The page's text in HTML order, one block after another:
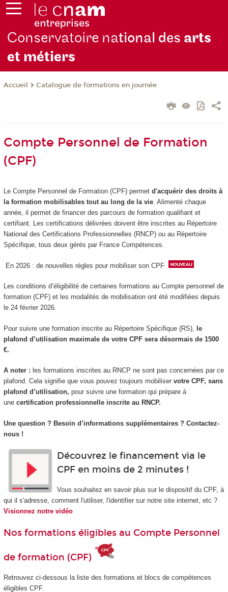
Conservatoire national des arts
et métiers
Accueil Catalogue de formations en journée
Compte Personnel de Formation
(CPF)
Le Compte Personnel de Formation (CPF) permet d'acquérir des droits à
la formation mobilisables tout au long de la vie. Alimenté chaque
année, il permet de financer des parcours de formation qualifiant et
certifiant. Les certifications délivrées doivent être inscrites au Répertoire
National des Certifications Professionnelles (RNCP) ou au Répertoire
Spécifique, tous deux gérés par France Compétences.
En 2026 : de nouvelles règles pour mobiliser son CPF
Les conditions d’éligibilité de certaines formations au Compte personnel de
formation (CPF) et les modalités de mobilisation ont été modifiées depuis
le 24 février 2026.
Pour suivre une formation inscrite au Répertoire Spécifique (RS),
le
plafond d’utilisation maximale de votre CPF sera désormais de 1500
€.
A noter : les formations inscrites au RNCP ne sont pas concernées par ce
plafond. Cela signifie que vous pouvez toujours mobiliser votre CPF, sans
plafond d’utilisation, pour suivre une formation qui prépare à
une certification professionnelle inscrite au RNCP.
Une question ? Besoin d’informations supplémentaires ? Contactez-
nous !
Découvrez le financement via le
CPF en moins de 2 minutes !
Vous souhaitez en savoir plus sur le dispositif du CPF, à
qui il s'adresse, comment l'utiliser, l'identifier sur notre site internet, etc ?
Visionnez notre vidéo
Nos formations éligibles au Compte Personnel
de formation (CPF)
Retrouvez ci-dessous la liste des formations et blocs de compétences
éligibles CPF.